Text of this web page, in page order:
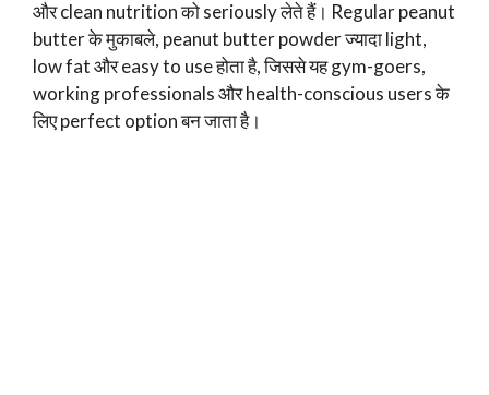
और clean nutrition को seriously लेते हैं। Regular peanut
butter के मुकाबले, peanut butter powder ज्यादा light,
low fat और easy to use होता है, जिससे यह gym-goers,
working professionals और health-conscious users के
लिए perfect option बन जाता है।